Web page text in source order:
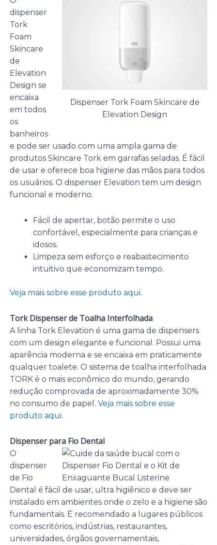
Dispenser Tork Foam Skincare de
Elevation Design
dispenser
Tork
Foam
Skincare
de
Elevation
Design se
encaixa
em todos
os
banheiros
e pode ser usado com uma ampla gama de
produtos Skincare Tork em garrafas seladas. É fácil
de usar e oferece boa higiene das mãos para todos
os usuários. O dispenser Elevation tem um design
funcional e moderno.
Fácil de apertar, botão permite o uso
confortável, especialmente para crianças e
idosos.
Limpeza sem esforço e reabastecimento
intuitivo que economizam tempo.
Veja mais sobre esse produto aqui.
Tork Dispenser de Toalha Interfolhada
A linha Tork Elevation é uma gama de dispensers
com um design elegante e funcional. Possui uma
aparência moderna e se encaixa em praticamente
qualquer toalete. O sistema de toalha interfolhada
TORK é o mais econômico do mundo, gerando
redução comprovada de aproximadamente 30%
no consumo de papel. Veja mais sobre esse
produto aqui.
Dispenser para Fio Dental
O
dispenser
de Fio
Dental é fácil de usar, ultra higiênico e deve ser
instalado em ambientes onde o zelo e a higiene são
fundamentais. É recomendado a lugares públicos
como escritórios, indústrias, restaurantes,
universidades, órgãos governamentais,